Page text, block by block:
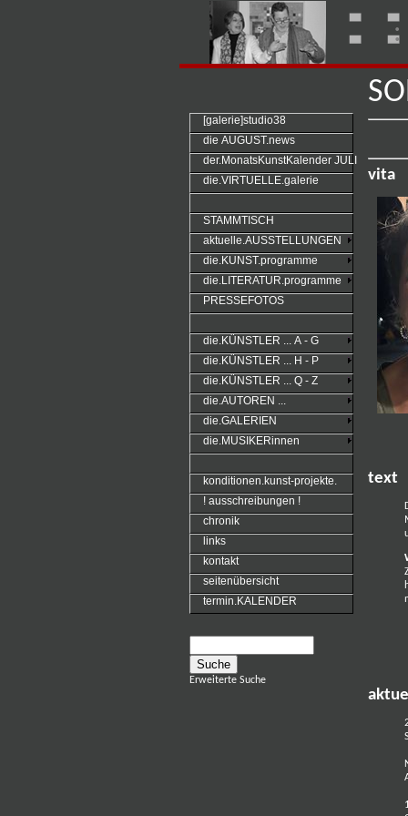
:
[galerie]studio38
die AUGUST.news
der.MonatsKunstKalender JULI
die.VIRTUELLE.galerie
STAMMTISCH
aktuelle.AUSSTELLUNGEN
die.KUNST.programme
die.LITERATUR.programme
PRESSEFOTOS
die.KÜNSTLER ... A - G
die.KÜNSTLER ... H - P
die.KÜNSTLER ... Q - Z
die.AUTOREN ...
die.GALERIEN
die.MUSIKERinnen
konditionen.kunst-projekte.
! ausschreibungen !
chronik
links
kontakt
seitenübersicht
termin.KALENDER
Erweiterte Suche
vita
text